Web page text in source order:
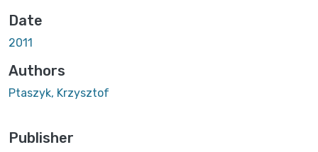
Date
2011
Authors
Ptaszyk, Krzysztof
Publisher